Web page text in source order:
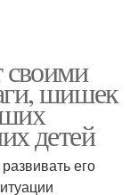
своими
шишек
детей
его